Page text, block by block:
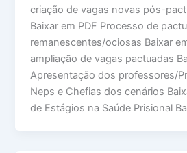
criação de vagas novas pós-
Baixar em PDF Processo de
remanescentes/ociosas Baixar
ampliação de vagas pactuadas
Apresentação dos professores/
Neps e Chefias dos cenários
de Estágios na Saúde Prisional